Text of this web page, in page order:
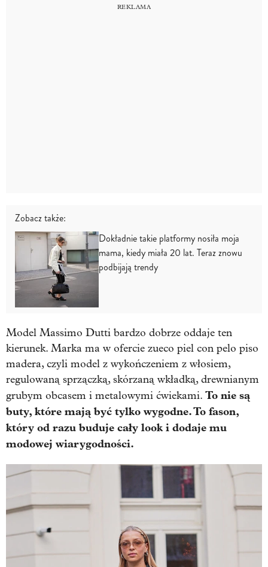
Zobacz także:
Dokładnie takie platformy nosiła moja
mama, kiedy miała 20 lat. Teraz znowu
podbijają trendy
Model Massimo Dutti bardzo dobrze oddaje ten
kierunek. Marka ma w ofercie zueco piel con pelo piso
madera, czyli model z wykończeniem z włosiem,
regulowaną sprzączką, skórzaną wkładką, drewnianym
grubym obcasem i metalowymi ćwiekami. To nie są
buty, które mają być tylko wygodne. To fason,
który od razu buduje cały look i dodaje mu
modowej wiarygodności.